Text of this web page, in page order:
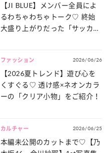
【JI BLUE】メンバー全員によ
るわちゃわちゃトーク♡ 終始
大盛り上がりだった「サッカー
ファッション 2026/06/26
【2026夏トレンド】遊び心を
くすぐる♡ 透け感×ネオンカラ
ーの「クリア小物」をご紹介！
カルチャー 2026/06/25
本編未公開のカットまで♡【乃